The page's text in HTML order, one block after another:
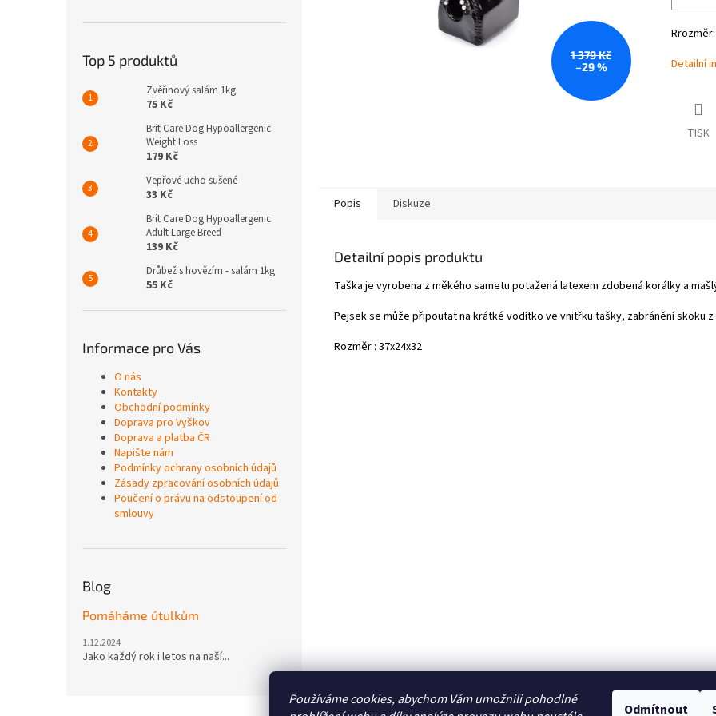
Používáme cookies, abychom Vám umožnili pohodlné
Odmítnout
Top 5 produktů
Zvěřinový salám 1kg
75 Kč
Brit Care Dog Hypoallergenic
Weight Loss
179 Kč
Vepřové ucho sušené
33 Kč
Brit Care Dog Hypoallergenic
Adult Large Breed
139 Kč
Drůbež s hovězím - salám 1kg
55 Kč
Informace pro Vás
O nás
Kontakty
Obchodní podmínky
Doprava pro Vyškov
Doprava a platba ČR
Napište nám
Podmínky ochrany osobních údajů
Zásady zpracování osobních údajů
Poučení o právu na odstoupení od
smlouvy
Blog
Pomáháme útulkům
1.12.2024
Jako každý rok i letos na naší...
1 379 Kč
–29 %
Detailní
TISK
Popis Diskuze
Detailní popis produktu
Taška je vyrobena z měkého sametu potažená latexem zdobená korálky a
Pejsek se může připoutat na krátké vodítko ve vnitřku tašky, zabránění skoku z
Rozměr : 37x24x32